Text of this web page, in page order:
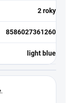
2 roky
8586027361260
light blue